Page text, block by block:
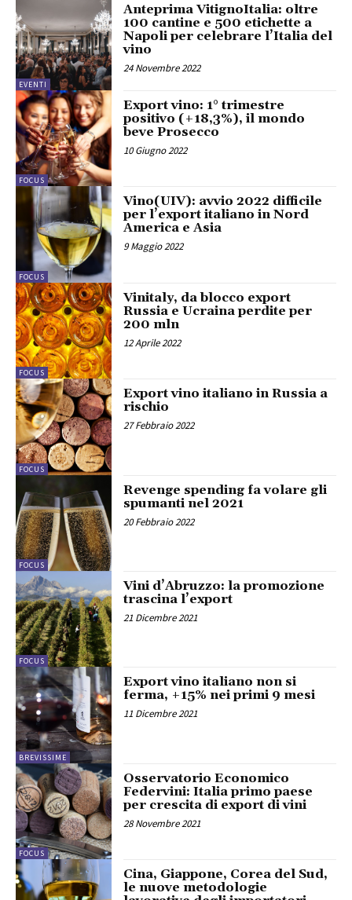
EVENTI
Anteprima VitignoItalia: oltre
100 cantine e 500 etichette a
Napoli per celebrare l’Italia del
vino
24 Novembre 2022
FOCUS
Export vino: 1° trimestre
positivo (+18,3%), il mondo
beve Prosecco
10 Giugno 2022
FOCUS
Vino(UIV): avvio 2022 difficile
per l’export italiano in Nord
America e Asia
9 Maggio 2022
FOCUS
Vinitaly, da blocco export
Russia e Ucraina perdite per
200 mln
12 Aprile 2022
FOCUS
Export vino italiano in Russia a
rischio
27 Febbraio 2022
FOCUS
Revenge spending fa volare gli
spumanti nel 2021
20 Febbraio 2022
FOCUS
Vini d’Abruzzo: la promozione
trascina l’export
21 Dicembre 2021
BREVISSIME
Export vino italiano non si
ferma, +15% nei primi 9 mesi
11 Dicembre 2021
FOCUS
Osservatorio Economico
Federvini: Italia primo paese
per crescita di export di vini
28 Novembre 2021
Cina, Giappone, Corea del Sud,
le nuove metodologie